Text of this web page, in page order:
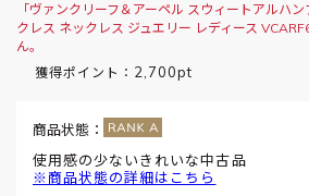
「ヴァンクリーフ＆アーペル スウィートアルハ
クレス ネックレス ジュエリー レディース
ん。
獲得ポイント： 2,700pt
商品状態：
使用感の少ないきれいな中古品
※商品状態の詳細はこちら